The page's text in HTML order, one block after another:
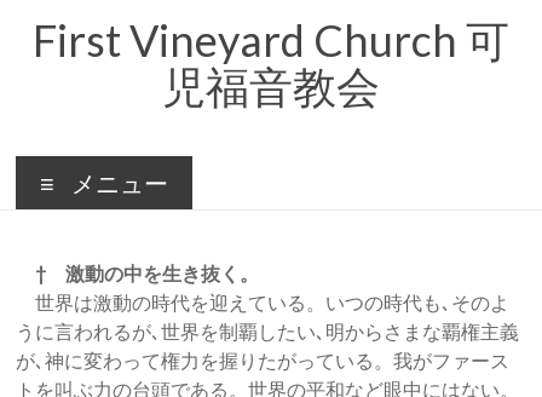
ス
ッ
First Vineyard Church 可
児福音教会
メニュー
† 激動の中を生き抜く。
世界は激動の時代を迎えている。いつの時代も､そのよ
うに言われるが､世界を制覇したい､明からさまな覇権主義
が､神に変わって権力を握りたがっている。我がファース
トを叫ぶ力の台頭である。世界の平和など眼中にはない。